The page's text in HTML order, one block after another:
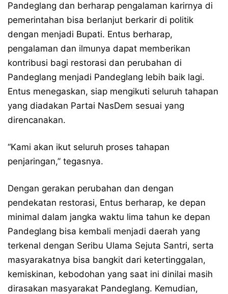
Pandeglang dan berharap pengalaman karirnya di
pemerintahan bisa berlanjut berkarir di politik
dengan menjadi Bupati. Entus berharap,
pengalaman dan ilmunya dapat memberikan
kontribusi bagi restorasi dan perubahan di
Pandeglang menjadi Pandeglang lebih baik lagi.
Entus menegaskan, siap mengikuti seluruh tahapan
yang diadakan Partai NasDem sesuai yang
direncanakan.
“Kami akan ikut seluruh proses tahapan
penjaringan,” tegasnya.
Dengan gerakan perubahan dan dengan
pendekatan restorasi, Entus berharap, ke depan
minimal dalam jangka waktu lima tahun ke depan
Pandeglang bisa kembali menjadi daerah yang
terkenal dengan Seribu Ulama Sejuta Santri, serta
masyarakatnya bisa bangkit dari ketertinggalan,
kemiskinan, kebodohan yang saat ini dinilai masih
dirasakan masyarakat Pandeglang. Kemudian,